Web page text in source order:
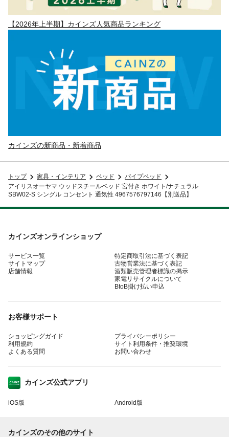
【2026年上半期】カインズ人気商品ランキング
カインズの新商品・新着商品
トップ 家具・インテリア ベッド
パイプベッド
アイリスオーヤマ ウッドスチールベッド 宮付き ホワイト/ナチュラル
SBW02-S シングル コンセント 通気性 4967576797146【別送品】
カインズオンラインショップ
サービス一覧
サイトマップ
店舗情報
特定商取引法に基づく表記
古物営業法に基づく表記
酒類販売管理者標識の掲示
家電リサイクルについて
BtoB掛け払い申込
お客様サポート
ショッピングガイド
利用規約
よくある質問
プライバシーポリシー
サイト利用条件・推奨環境
お問い合わせ
カインズ公式アプリ
iOS版 Android版
カインズのその他のサイト